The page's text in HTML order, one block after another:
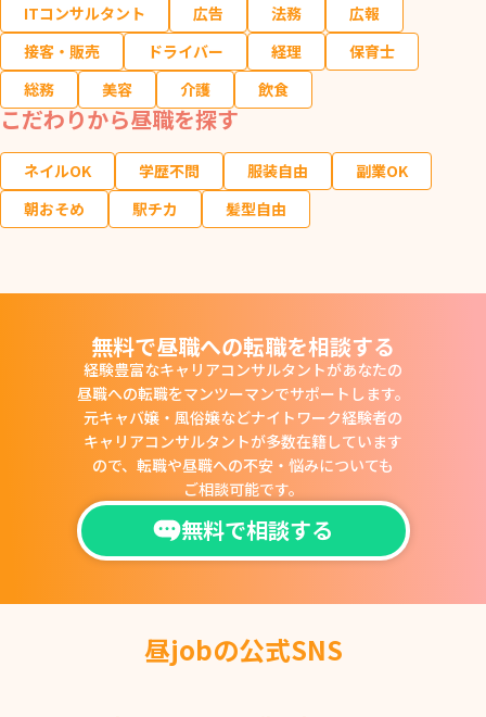
ITコンサルタント
広告 法務
広報
接客・販売
ドライバー 経理
保育士
総務
美容 介護 飲食
こだわりから昼職を探す
ネイルOK 学歴不問 服装自由
副業OK
朝おそめ
駅チカ 髪型自由
無料で昼職への転職を相談する
経験豊富なキャリアコンサルタントがあなたの
昼職への転職をマンツーマンでサポートします。
元キャバ嬢・風俗嬢などナイトワーク経験者の
キャリアコンサルタントが多数在籍しています
ので、 転職や昼職への不安・悩みについても
ご相談可能です。
無料で相談する
昼jobの公式SNS